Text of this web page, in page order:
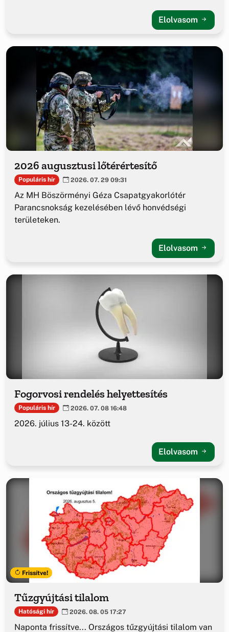
Elolvasom
2026 augusztusi lőtérértesítő
Populáris hír 2026. 07. 29 09:31
Az MH Böszörményi Géza Csapatgyakorlótér
Parancsnokság kezelésében lévő honvédségi
területeken.
Elolvasom
Fogorvosi rendelés helyettesítés
Populáris hír 2026. 07. 08 16:48
2026. július 13-24. között
Elolvasom
Frissítve!
Tűzgyújtási tilalom
Hatósági hír 2026. 08. 05 17:27
Naponta frissítve... Országos tűzgyújtási tilalom van